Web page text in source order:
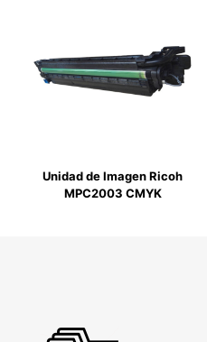
Unidad de Imagen Ricoh
MPC2003 CMYK